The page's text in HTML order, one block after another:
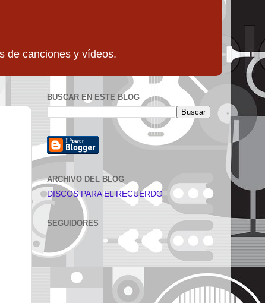
de canciones y vídeos.
BUSCAR EN ESTE BLOG
ARCHIVO DEL BLOG
DISCOS PARA EL RECUERDO
SEGUIDORES